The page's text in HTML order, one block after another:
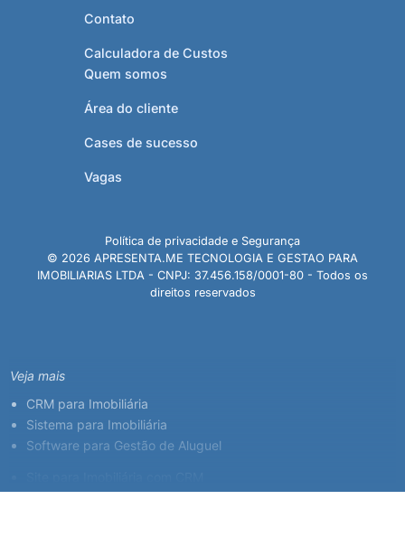
Contato
Calculadora de Custos
Quem somos
Área do cliente
Cases de sucesso
Vagas
© 2026 APRESENTA.ME TECNOLOGIA E GESTAO PARA
IMOBILIARIAS LTDA - CNPJ: 37.456.158/0001-80 - Todos os
direitos reservados
Política de privacidade e Segurança
Veja mais
CRM para Imobiliária
Sistema para Imobiliária
Software para Gestão de Aluguel